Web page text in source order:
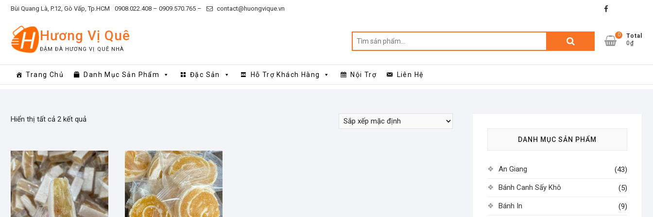
Skip
content
Bùi Quang Là, P.12, Gò Vấp, Tp.HCM 0908.022.408 – 0909.570.765 – contact@huongvique.vn facebook
Hương Vị Quê
ĐẬM ĐÀ HƯƠNG VỊ QUÊ NHÀ
0
Total
0₫
Trang Chủ Danh Mục Sản Phẩm Đặc Sản Hỗ Trợ Khách Hàng Nội Trợ Liên Hệ
Hiển thị tất cả 2 kết quả
DANH MỤC SẢN PHẨM
An Giang (43)
Bánh Canh Sấy Khô (5)
Bánh In (9)